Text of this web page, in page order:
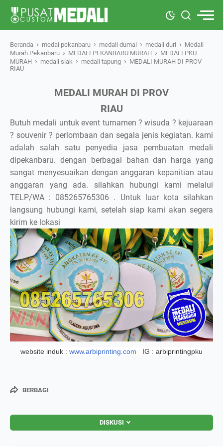
Beranda › medai pekanbaru › medali dumai › medali duri › Medali
Murah Pekanbaru › MEDALI PEKANBARU MURAH › MEDALI PKU
MURAH › medali siak › medali tapung › MEDALI MURAH DI PROV
RIAU
MEDALI MURAH DI PROV
RIAU
Butuh medali untuk event turnamen ? wisuda ? kejuaraan
? souvenir ? perlombaan dan segala jenis kegiatan. kami
adalah salah satu penyedia jasa pembuatan medali
dipekanbaru. dengan berbagai bahan dan harga yang
sangat menyesuaikan dengan anggaran kepanitian atau
anggaran yang ada. silahkan hubungi kami melalui
TELP/WA : 085265765306 . Untuk luar kota silahkan
langsung hubungi kami, setelah siap kami akan segera
kirim ke lokasi
website induk : www.arbiprinting.com IG : arbiprintingpku
BERBAGI
Keranjang masih kosong
Chat Admin
DISKUSI